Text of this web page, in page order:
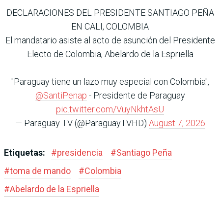
DECLARACIONES DEL PRESIDENTE SANTIAGO PEÑA
EN CALI, COLOMBIA
El mandatario asiste al acto de asunción del Presidente
Electo de Colombia, Abelardo de la Espriella
"Paraguay tiene un lazo muy especial con Colombia",
@SantiPenap - Presidente de Paraguay
pic.twitter.com/VuyNkhtAsU
— Paraguay TV (@ParaguayTVHD) August 7, 2026
Etiquetas: #presidencia #Santiago Peña
#toma de mando #Colombia
#Abelardo de la Espriella